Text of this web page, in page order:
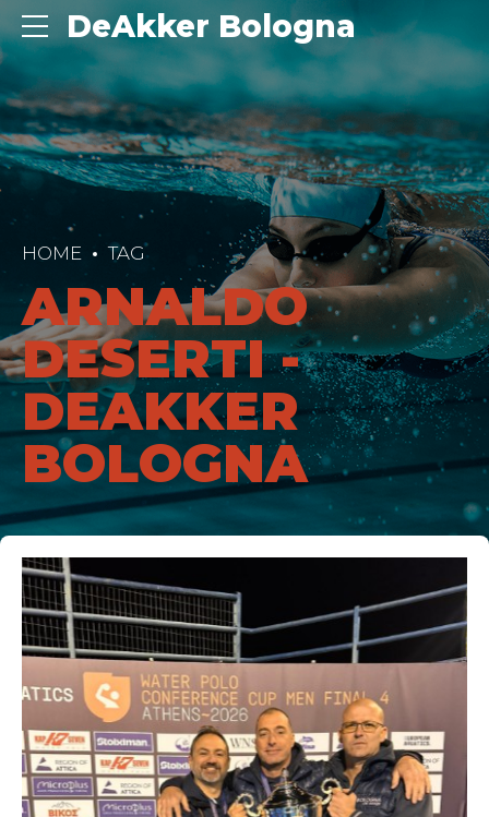
DeAkker Bologna
HOME TAG
ARNALDO
DESERTI -
DEAKKER
BOLOGNA